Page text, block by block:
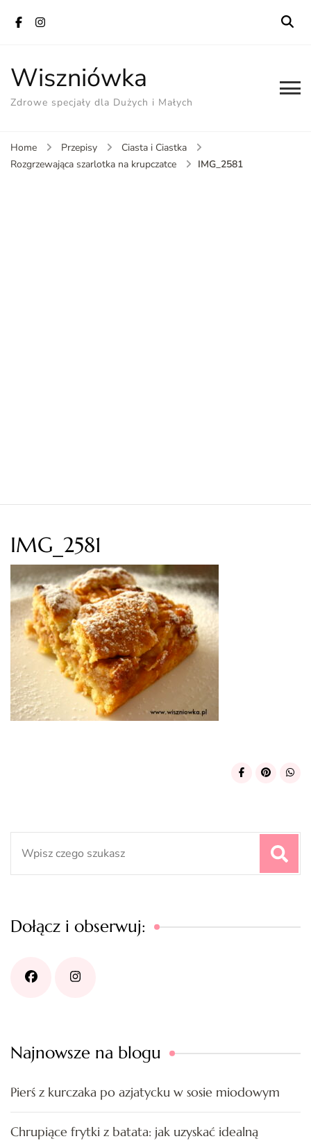
Wiszniówka
Zdrowe specjały dla Dużych i Małych
Home Przepisy
Ciasta i Ciastka
Rozgrzewająca szarlotka na krupczatce
IMG_2581
IMG_2581
Dołącz i obserwuj:
Najnowsze na blogu
Pierś z kurczaka po azjatycku w sosie miodowym
Chrupiące frytki z batata: jak uzyskać idealną